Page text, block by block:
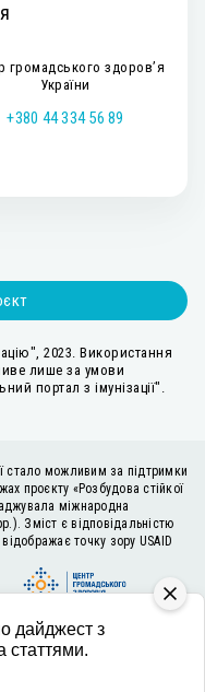
громадського здоров’я
України
+380 44 334 56 89
2023. Використання
лише за умови
портал з імунізації".
стало можливим за підтримки
проєкту «Розбудова стійкої
міжнародна
Зміст є відповідальністю
точку зору USAID
дайджест з
статтями.